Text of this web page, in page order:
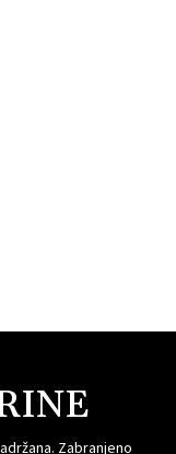
Zabranjeno